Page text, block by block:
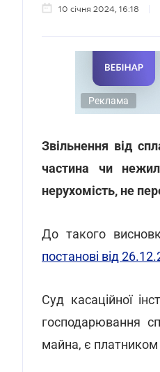
10 січня 2024, 16:18
Реклама
Звільнення від
частина чи
нерухомість, не
До такого
постанові від
Суд касаційної
господарювання
майна, є платником